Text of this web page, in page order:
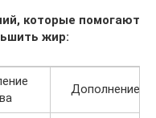
которые помогают
жир:
Дополнение